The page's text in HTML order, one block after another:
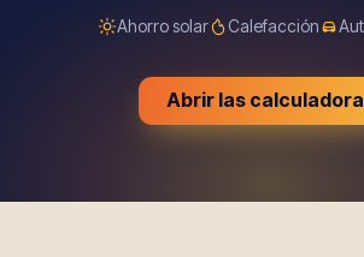
Ahorro solar Calefacción
Abrir las